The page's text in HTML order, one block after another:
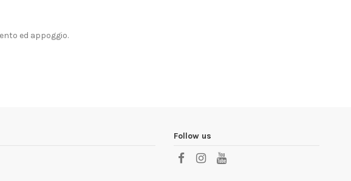
ed appoggio.
Follow us